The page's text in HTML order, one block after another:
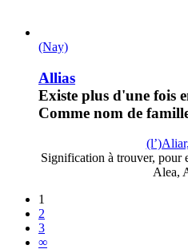
(Nay)
Allias
Existe plus d'une fois
Comme nom de
Signification à trouver, pour
Alea,
1
2
3
∞